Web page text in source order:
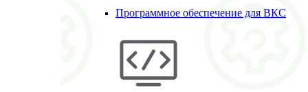
Программное обеспечение для ВКС